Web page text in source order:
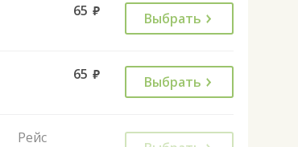
65 руб. Выбрать
65 руб. Выбрать
Рейс